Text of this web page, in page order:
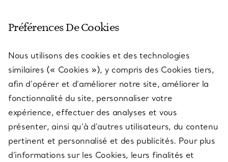
SERVICES
À PROPOS
QUESTIONS LÉGALES
Préférences De Cookies
Nous utilisons des cookies et des technologies
similaires (« Cookies »), y compris des Cookies tiers,
afin d’opérer et d’améliorer notre site, améliorer la
fonctionnalité du site, personnaliser votre
expérience, effectuer des analyses et vous
présenter, ainsi qu’à d’autres utilisateurs, du contenu
pertinent et personnalisé et des publicités. Pour plus
d’informations sur les Cookies, leurs finalités et